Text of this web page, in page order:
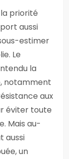
priorité
aussi
estimer
Le
la
notamment
aux
éviter toute
Mais au-
aussi
un